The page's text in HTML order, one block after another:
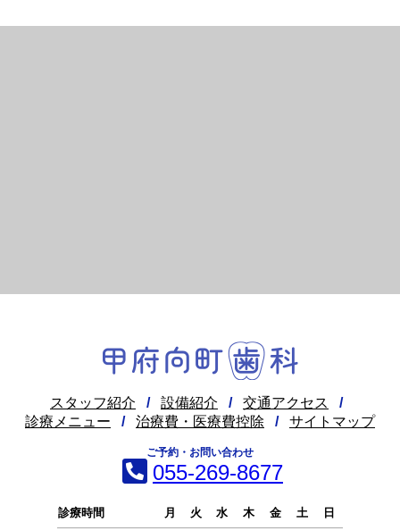
スタッフ紹介 / 設備紹介 / 交通アクセス
/
診療メニュー
/ 治療費・医療費控除 / サイトマップ
ご予約・お問い合わせ
055-269-8677
診療時間 月 火 水 木 金 土 日